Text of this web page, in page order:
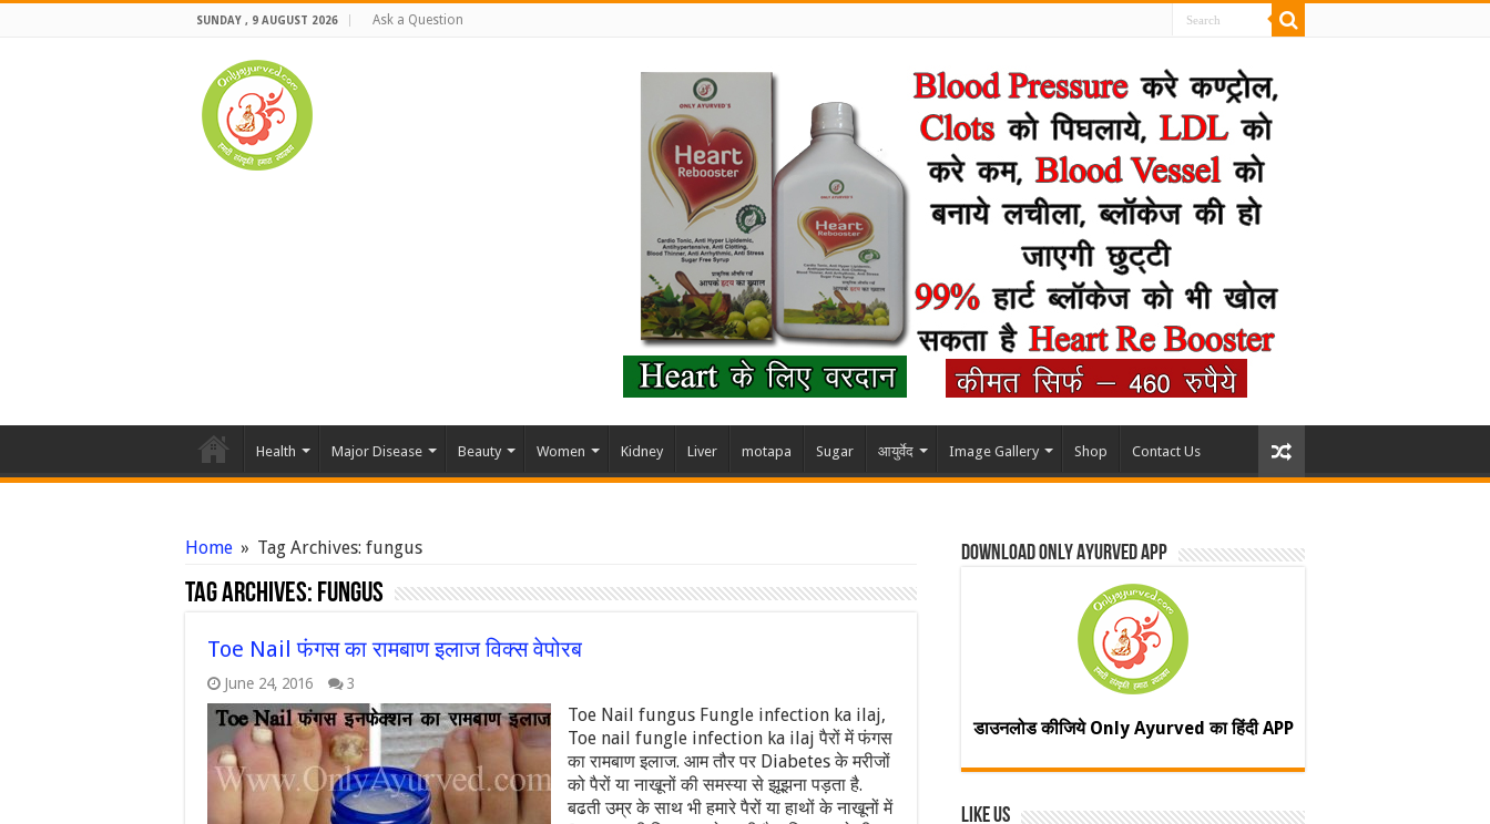
SUNDAY , 9 AUGUST 2026 Ask a Question
Health Major Disease Beauty Women Kidney Liver motapa Sugar आयुर्वेद Image Gallery Shop Contact Us
Home » Tag Archives: fungus
Tag Archives: fungus
Toe Nail फंगस का रामबाण इलाज विक्स वेपोरब
June 24, 2016 3
Toe Nail fungus Fungle infection ka ilaj,
Toe nail fungle infection ka ilaj पैरों में फंगस
का रामबाण इलाज. आम तौर पर Diabetes के मरीजों
को पैरों या नाखूनों की समस्या से झूझना पड़ता है.
बढती उम्र के साथ भी हमारे पैरों या हाथों के नाखूनों में
Download Only Ayurved App
डाउनलोड कीजिये Only Ayurved का हिंदी APP
Like Us